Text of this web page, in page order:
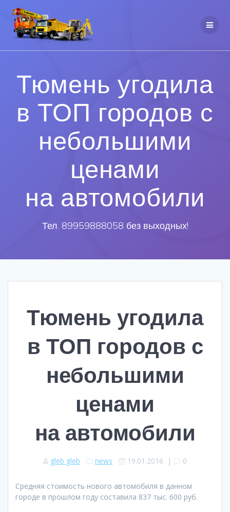
Тюмень угодила
в ТОП городов с
небольшими
ценами
на автомобили
Тел. 89959888058 без выходных!
Тюмень угодила
в ТОП городов с
небольшими
ценами
на автомобили
gleb gleb news 19.01.2016 | 0
Средняя стоимость нового автомобиля в данном
городе в прошлом году составила 837 тыс. 600 руб.